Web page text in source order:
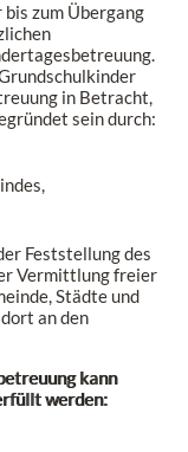
zum Übergang
in Betracht,
sein durch:
Feststellung des
Vermittlung freier
Städte und
an den
kann
werden: